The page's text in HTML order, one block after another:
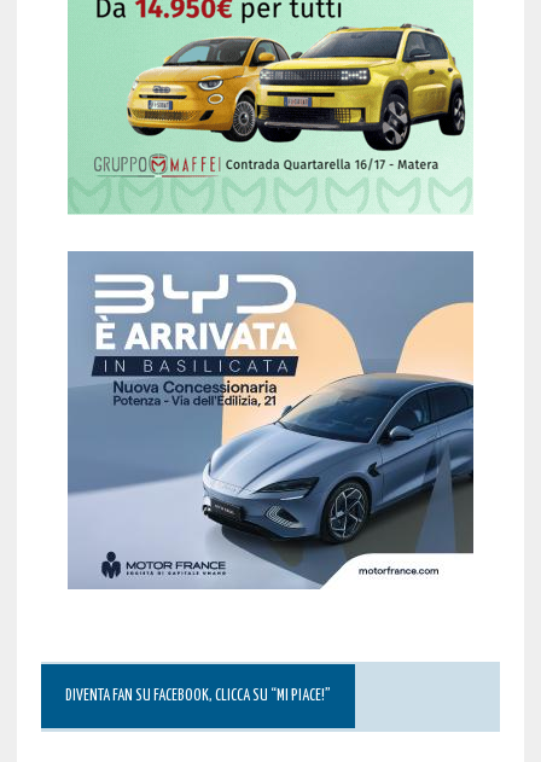
DIVENTA FAN SU FACEBOOK, CLICCA SU “MI PIACE!”